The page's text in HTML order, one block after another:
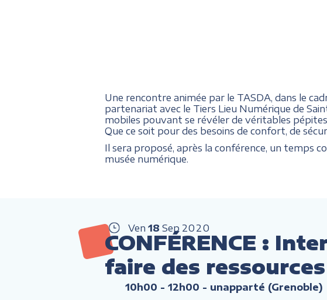
Une rencontre animée par le TASDA, dans le
partenariat avec le Tiers Lieu Numérique de
mobiles pouvant se révéler de véritables
Que ce soit pour des besoins de confort, de
Il sera proposé, après la conférence, un temps
musée numérique.
Ven 18 Sep 2020
CONFÉRENCE :
faire des
10h00 - 12h00 - unapparté (Grenoble)